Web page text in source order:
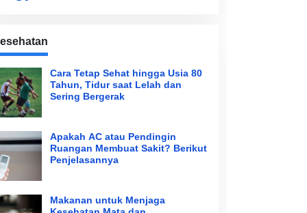
Cara Tetap Sehat hingga Usia 80
Tahun, Tidur saat Lelah dan
Sering Bergerak
Apakah AC atau Pendingin
Ruangan Membuat Sakit? Berikut
Penjelasannya
Makanan untuk Menjaga